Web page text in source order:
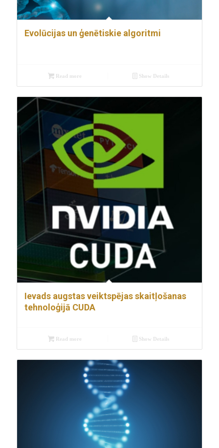
Evolūcijas un ģenētiskie algoritmi
Read more Show Details
Ievads augstas veiktspējas skaitļošanas
tehnoloģijā CUDA
Read more Show Details